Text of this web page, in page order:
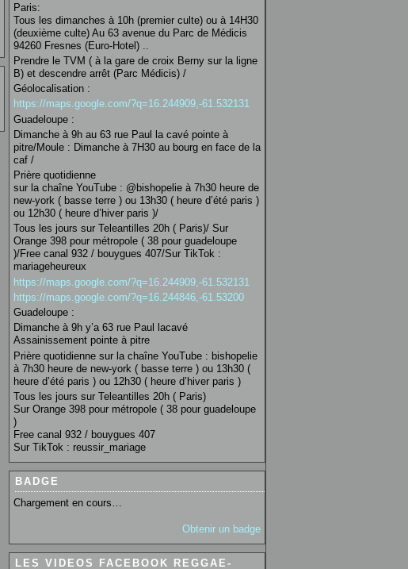
Paris:
Tous les dimanches à 10h (premier culte) ou à 14H30
(deuxième culte) Au 63 avenue du Parc de Médicis
94260 Fresnes (Euro-Hotel) ..
Prendre le TVM ( à la gare de croix Berny sur la ligne
B) et descendre arrêt (Parc Médicis) /
Géolocalisation :
https://maps.google.com/?q=16.244909,-61.532131
Guadeloupe :
Dimanche à 9h au 63 rue Paul la cavé pointe à
pitre/Moule : Dimanche à 7H30 au bourg en face de la
caf /
Prière quotidienne
sur la chaîne YouTube : @bishopelie à 7h30 heure de
new-york ( basse terre ) ou 13h30 ( heure d’été paris )
ou 12h30 ( heure d’hiver paris )/
Tous les jours sur Teleantilles 20h ( Paris)/ Sur
Orange 398 pour métropole ( 38 pour guadeloupe
)/Free canal 932 / bouygues 407/Sur TikTok :
mariageheureux
https://maps.google.com/?q=16.244909,-61.532131
https://maps.google.com/?q=16.244846,-61.53200
Guadeloupe :
Dimanche à 9h y’a 63 rue Paul lacavé
Assainissement pointe à pitre
Prière quotidienne sur la chaîne YouTube : bishopelie
à 7h30 heure de new-york ( basse terre ) ou 13h30 (
heure d’été paris ) ou 12h30 ( heure d’hiver paris )
Tous les jours sur Teleantilles 20h ( Paris)
Sur Orange 398 pour métropole ( 38 pour guadeloupe
)
Free canal 932 / bouygues 407
Sur TikTok : reussir_mariage
BADGE
Chargement en cours…
Obtenir un badge
LES VIDEOS FACEBOOK REGGAE-